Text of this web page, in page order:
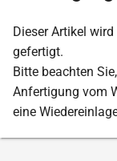
Dieser Artikel
gefertigt.
Bitte beachten
Anfertigung vom
eine